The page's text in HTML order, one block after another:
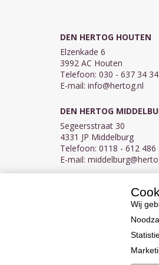
DEN HERTOG HOUTEN
Elzenkade 6
3992 AC Houten
Telefoon: 030 - 637 34 34
E-mail: info@hertog.nl
DEN HERTOG
Segeersstraat 30
4331 JP Middelburg
Telefoon: 0118 - 612 486
E-mail:
BTW NL007450242B03
Wij